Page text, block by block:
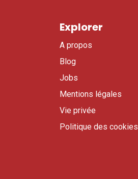
Explorer
A propos
Blog
Jobs
Mentions légales
Vie privée
Politique des cookies